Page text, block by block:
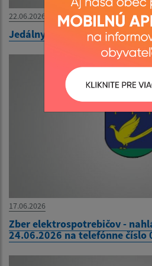
22.06.2026
Jedálny lístok od 22.06.2026
17.06.2026
Zber elektrospotrebičov -
24.06.2026 na telefónne číslo